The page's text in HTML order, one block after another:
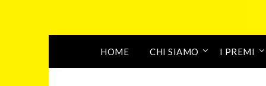
HOME CHI SIAMO I PREMI